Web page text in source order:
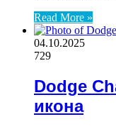
Read More »
04.10.2025
729
Dodge
икона